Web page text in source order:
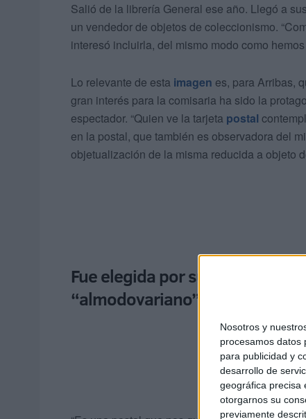
Nosotros y
procesamos datos
para publicidad y
desarrollo de
geográfica precisa
otorgarnos su
previamente
Salió de la librería General ese año. Llegó a
un vendedor de objetos de coleccionismo.
interesó incluirla, del mismo modo como
Lo relevante de esta imagen es, para Arribas,
gran interés para la comisaria ha sido la
espectador. “Quien ve la tarjeta postal
en la postal, que también es observadora del
objetualización de la misma reducida a objeto
Fue elegida por su juego de
“almodovariano”